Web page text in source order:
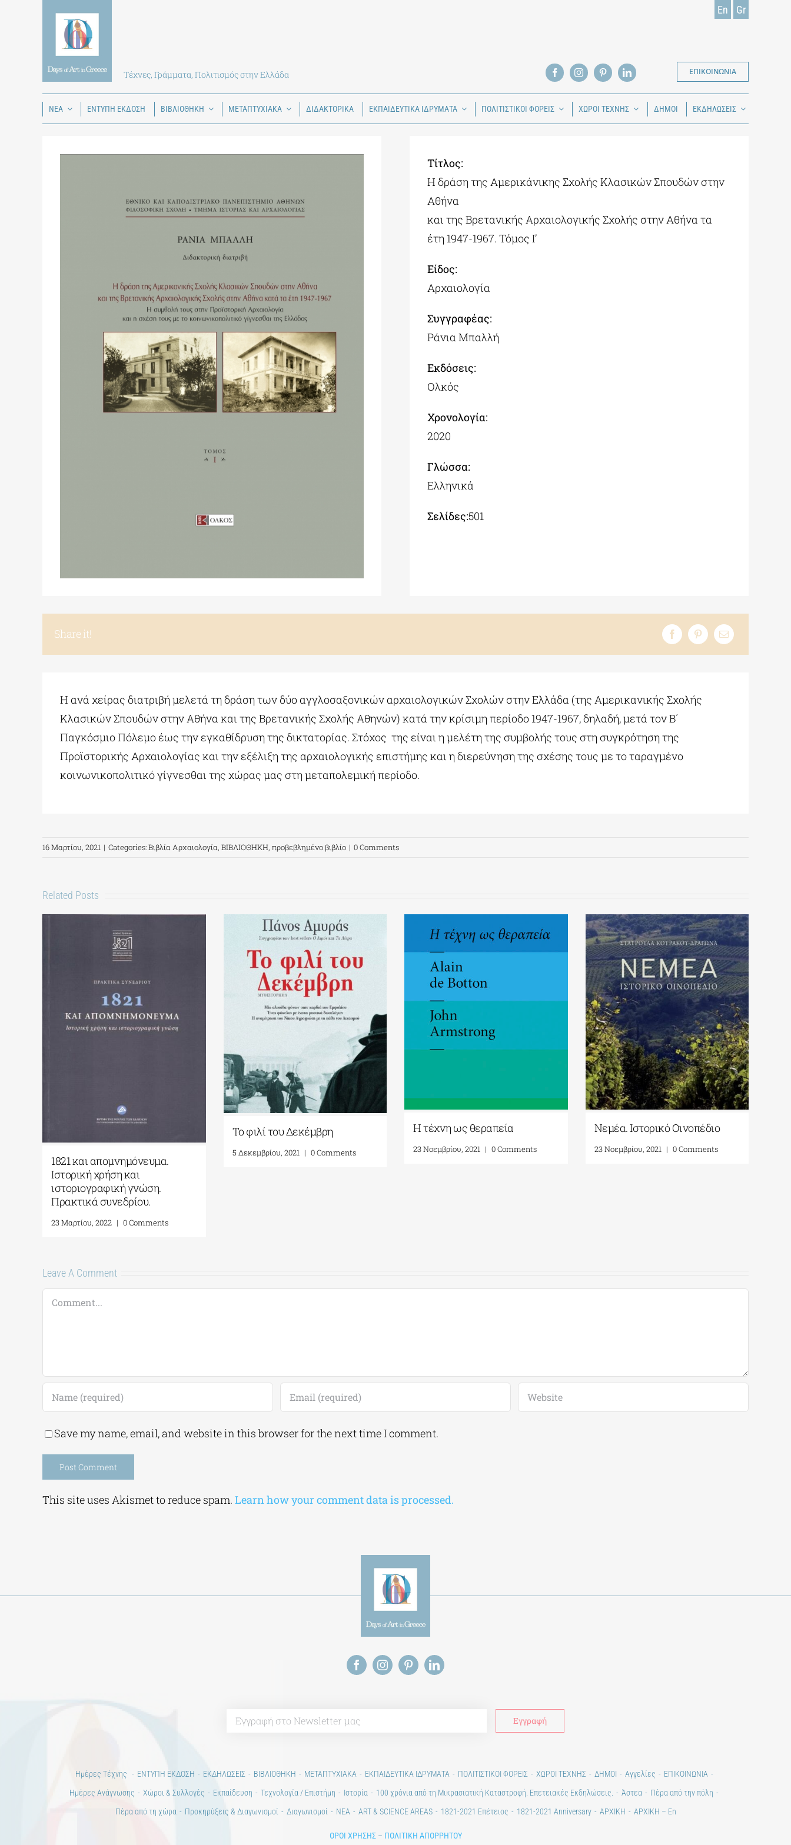
Τέχνες, Γράμματα, Πολιτισμός στην Ελλάδα
En Gr
ΕΠΙΚΟΙΝΩΝΙΑ
ΝΕΑ ΕΝΤΥΠΗ ΕΚΔΟΣΗ ΒΙΒΛΙΟΘΗΚΗ ΜΕΤΑΠΤΥΧΙΑΚΑ ΔΙΔΑΚΤΟΡΙΚΑ ΕΚΠΑΙΔΕΥΤΙΚΑ ΙΔΡΥΜΑΤΑ ΠΟΛΙΤΙΣΤΙΚΟΙ ΦΟΡΕΙΣ ΧΩΡΟΙ ΤΕΧΝΗΣ ΔΗΜΟΙ ΕΚΔΗΛΩΣΕΙΣ
Tίτλος:
Η δράση της Αμερικάνικης Σχολής Κλασικών Σπουδών στην
Αθήνα
και της Βρετανικής Αρχαιολογικής Σχολής στην Αθήνα τα
έτη 1947-1967. Τόμος I’
Είδος:
Αρχαιολογία
Συγγραφέας:
Ράνια Μπαλλή
Εκδόσεις:
Ολκός
Χρονολογία:
2020
Γλώσσα:
Ελληνικά
Σελίδες:501
Share it!
Η ανά χείρας διατριβή μελετά τη δράση των δύο αγγλοσαξονικών αρχαιολογικών Σχολών στην Ελλάδα (της Αμερικανικής Σχολής
Κλασικών Σπουδών στην Αθήνα και της Βρετανικής Σχολής Αθηνών) κατά την κρίσιμη περίοδο 1947-1967, δηλαδή, μετά τον Β΄
Παγκόσμιο Πόλεμο έως την εγκαθίδρυση της δικτατορίας. Στόχος της είναι η μελέτη της συμβολής τους στη συγκρότηση της
Προϊστορικής Αρχαιολογίας και την εξέλιξη της αρχαιολογικής επιστήμης και η διερεύνηση της σχέσης τους με το ταραγμένο
κοινωνικοπολιτικό γίγνεσθαι της χώρας μας στη μεταπολεμική περίοδο.
16 Μαρτίου, 2021 | Categories:Βιβλία Αρχαιολογία, ΒΙΒΛΙΟΘΗΚΗ, προβεβλημένο βιβλίο | 0 Comments
Related Posts
1821 και απομνημόνευμα.
Ιστορική χρήση και
ιστοριογραφική γνώση.
Πρακτικά συνεδρίου.
23 Μαρτίου, 2022 | 0 Comments
Το φιλί του Δεκέμβρη
5 Δεκεμβρίου, 2021 | 0 Comments
Η τέχνη ως θεραπεία
23 Νοεμβρίου, 2021 | 0 Comments
Νεμέα. Ιστορικό Οινοπέδιο
23 Νοεμβρίου, 2021 | 0 Comments
Leave A Comment
Comment
Save my name, email, and website in this browser for the next time I comment.
This site uses Akismet to reduce spam. Learn how your comment data is processed.
Ημέρες Τέχνης ΕΝΤΥΠΗ ΕΚΔΟΣΗ ΕΚΔΗΛΩΣΕΙΣ ΒΙΒΛΙΟΘΗΚΗ ΜΕΤΑΠΤΥΧΙΑΚΑ ΕΚΠΑΙΔΕΥΤΙΚΑ ΙΔΡΥΜΑΤΑ ΠΟΛΙΤΙΣΤΙΚΟΙ ΦΟΡΕΙΣ ΧΩΡΟΙ ΤΕΧΝΗΣ ΔΗΜΟΙ Αγγελίες
ΕΠΙΚΟΙΝΩΝΙΑ
Ημέρες Ανάγνωσης
Χώροι & Συλλογές Εκπαίδευση Τεχνολογία / Επιστήμη Ιστορία 100 χρόνια από τη Μικρασιατική Καταστροφή. Επετειακές Εκδηλώσεις. Άστεα
Πέρα από την πόλη
Πέρα από τη χώρα
Προκηρύξεις & Διαγωνισμοί Διαγωνισμοί ΝΕΑ ART & SCIENCE AREAS 1821-2021 Επέτειος 1821-2021 Anniversary ΑΡΧΙΚΗ ΑΡΧΙΚΗ – En
ΟΡΟΙ ΧΡΗΣΗΣ– ΠΟΛΙΤΙΚΗ ΑΠΟΡΡΗΤΟΥ